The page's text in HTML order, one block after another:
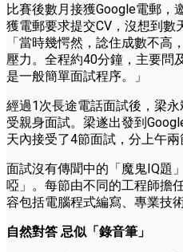
比賽後數月接獲Google電郵，
獲電郵要求提交CV，沒想到數
「當時幾愕然，諗住成數不高
壓力。全程約40分鐘，主要問
是一般簡單面試程序。」
經過1次長途電話面試後，梁
受親身面試。梁遂出發到
天內接受了4節面試，分上午兩
面試沒有傳聞中的「魔鬼IQ題
啞」。每節由不同的工程師擔
容包括電腦程式編寫、專業技
自然對答 忌似「錄音筆」